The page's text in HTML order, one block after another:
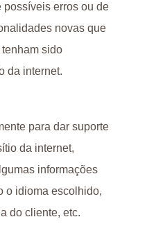
possíveis erros ou de
novas que
sido
da internet.
para dar suporte
da internet,
informações
o idioma escolhido,
do cliente, etc.